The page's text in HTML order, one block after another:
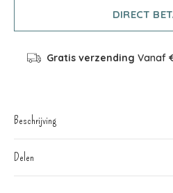
DIRECT
Gratis verzending Vanaf
Beschrijving
Delen